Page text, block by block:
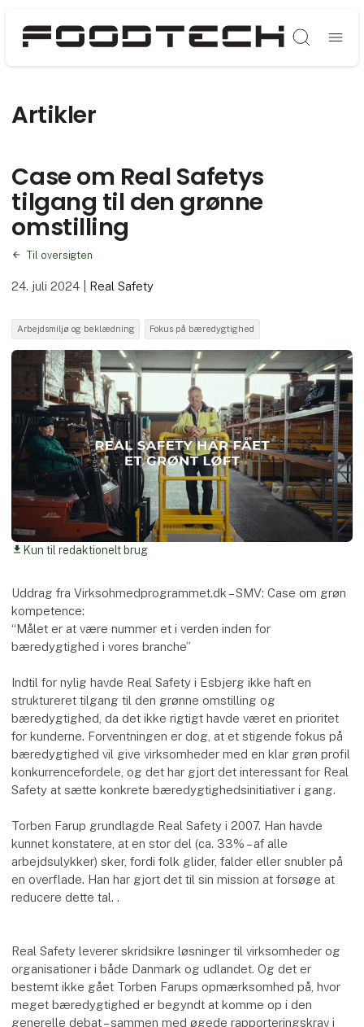
Søg
Artikler
Case om Real Safetys
tilgang til den grønne
omstilling
Til oversigten
24. juli 2024 Real Safety
Arbejdsmiljø og beklædning Fokus på bæredygtighed
download Kun til redaktionelt brug
Uddrag fra Virksohmedprogrammet.dk – SMV: Case om grøn
kompetence:
“Målet er at være nummer et i verden inden for
bæredygtighed i vores branche”
Indtil for nylig havde Real Safety i Esbjerg ikke haft en
struktureret tilgang til den grønne omstilling og
bæredygtighed, da det ikke rigtigt havde været en prioritet
for kunderne. Forventningen er dog, at et stigende fokus på
bæredygtighed vil give virksomheder med en klar grøn profil
konkurrencefordele, og det har gjort det interessant for Real
Safety at sætte konkrete bæredygtighedsinitiativer i gang.
Torben Farup grundlagde Real Safety i 2007. Han havde
kunnet konstatere, at en stor del (ca. 33% – af alle
arbejdsulykker) sker, fordi folk glider, falder eller snubler på
en overflade. Han har gjort det til sin mission at forsøge at
reducere dette tal. .
Real Safety leverer skridsikre løsninger til virksomheder og
organisationer i både Danmark og udlandet. Og det er
bestemt ikke gået Torben Farups opmærksomhed på, hvor
meget bæredygtighed er begyndt at komme op i den
generelle debat – sammen med øgede rapporteringskrav i